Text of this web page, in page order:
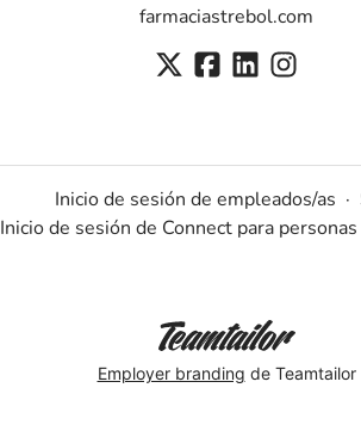
farmaciastrebol.com
Inicio de sesión de empleados/as ·
Inicio de sesión de Connect para
Employer branding de Teamtailor